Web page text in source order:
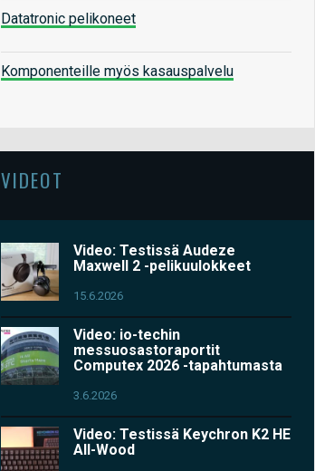
Datatronic pelikoneet
Komponenteille myös kasauspalvelu
VIDEOT
Video: Testissä Audeze
Maxwell 2 -pelikuulokkeet
15.6.2026
Video: io-techin
messuosastoraportit
Computex 2026 -tapahtumasta
3.6.2026
Video: Testissä Keychron K2 HE
All-Wood